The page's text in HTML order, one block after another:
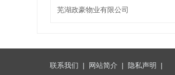
芜湖政豪物业有限公司
联系我们 | 网站简介 | 隐私声明 |